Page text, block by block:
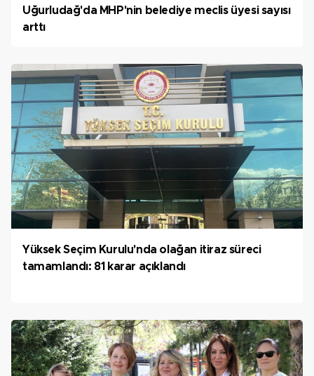
Uğurludağ'da MHP'nin belediye meclis üyesi sayısı
arttı
Yüksek Seçim Kurulu'nda olağan itiraz süreci
tamamlandı: 81 karar açıklandı